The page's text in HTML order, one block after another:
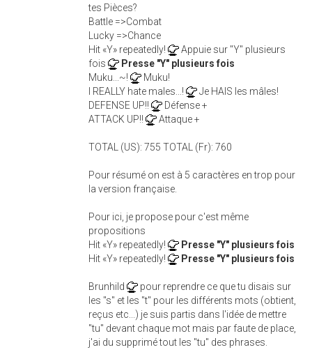
tes Pièces?
Battle =>Combat
Lucky =>Chance
Hit «Y» repeatedly!
Appuie sur "Y" plusieurs
fois
Presse "Y" plusieurs fois
Muku...~!
Muku!
I REALLY hate males...!
Je HAIS les mâles!
DEFENSE UP!!
Défense +
ATTACK UP!!
Attaque +
TOTAL (US): 755 TOTAL (Fr): 760
Pour résumé on est à 5 caractères en trop pour
la version française.
Pour ici, je propose pour c'est même
propositions
Hit «Y» repeatedly!
Presse "Y" plusieurs fois
Hit «Y» repeatedly!
Presse "Y" plusieurs fois
Brunhild
pour reprendre ce que tu disais sur
les "s" et les "t" pour les différents mots (obtient,
reçus etc...) je suis partis dans l'idée de mettre
"tu" devant chaque mot mais par faute de place,
j'ai du supprimé tout les "tu" des phrases.